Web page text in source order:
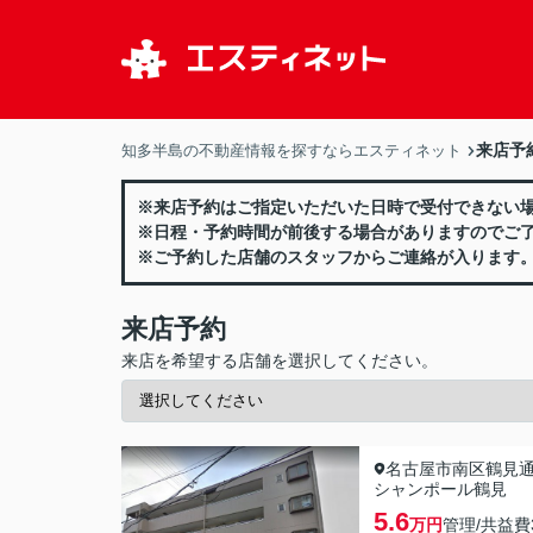
知多半島の不動産情報を探すならエスティネット 来店予
※来店予約はご指定いただいた日時で受付できない
※日程・予約時間が前後する場合がありますのでご
※ご予約した店舗のスタッフからご連絡が入ります
来店予約
来店を希望する店舗を選択してください。
名古屋市南区鶴見
シャンポール鶴見
5.6万円管理/共益費